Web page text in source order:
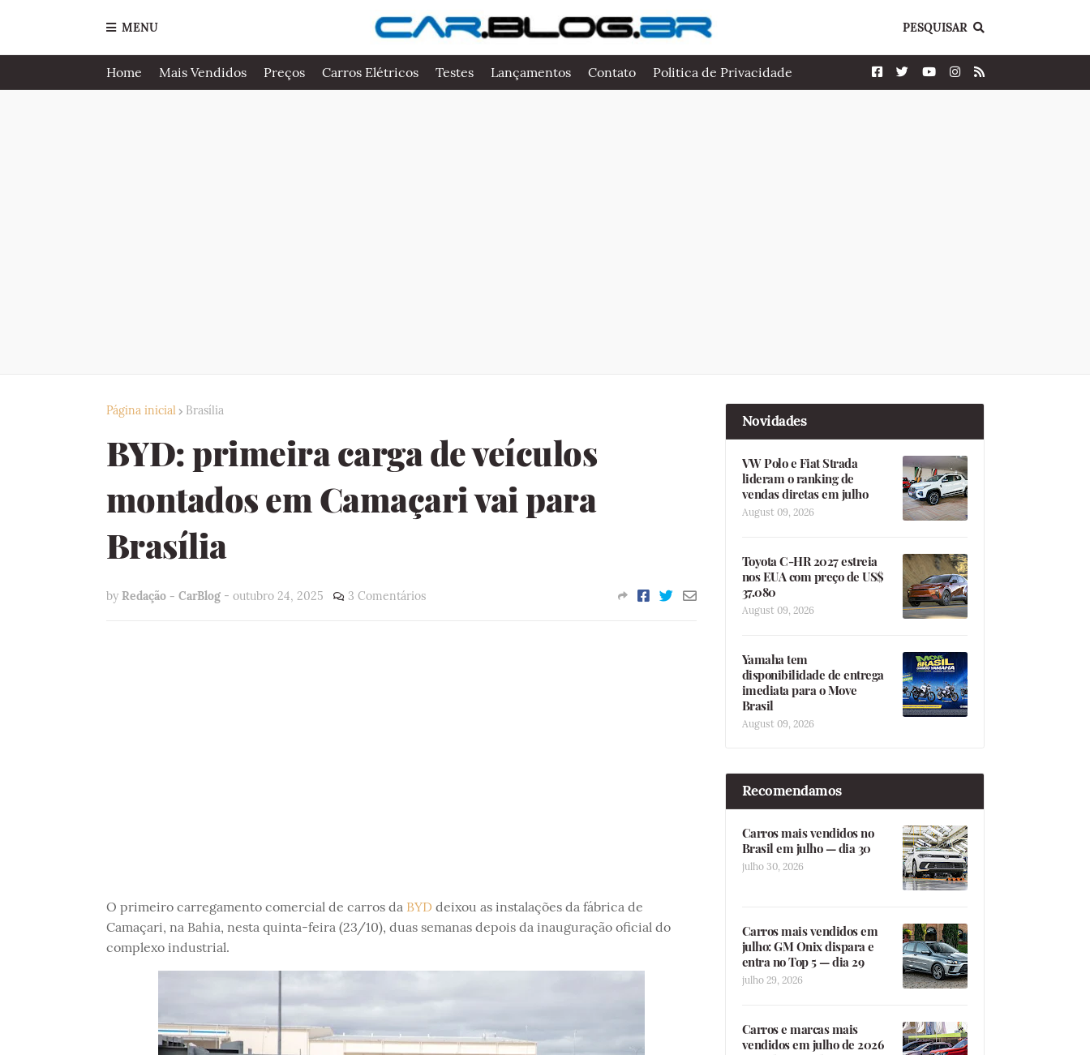
MENU PESQUISAR
Home Mais Vendidos Preços Carros Elétricos Testes Lançamentos Contato Politica de Privacidade
Página inicial Brasília
BYD: primeira carga de veículos
montados em Camaçari vai para
Brasília
by Redação - CarBlog - outubro 24, 2025 3 Comentários
O primeiro carregamento comercial de carros da BYDdeixou as instalações da fábrica de
Camaçari, na Bahia, nesta quinta-feira (23/10), duas semanas depois da inauguração oficial do
complexo industrial.
Novidades
VW Polo e Fiat Strada
lideram o ranking de
vendas diretas em julho
August 09, 2026
Toyota C-HR 2027 estreia
nos EUA com preço de US$
37.080
August 09, 2026
Yamaha tem
disponibilidade de entrega
imediata para o Move
Brasil
August 09, 2026
Recomendamos
Carros mais vendidos no
Brasil em julho — dia 30
julho 30, 2026
Carros mais vendidos em
julho: GM Onix dispara e
entra no Top 5 — dia 29
julho 29, 2026
Carros e marcas mais
vendidos em julho de 2026